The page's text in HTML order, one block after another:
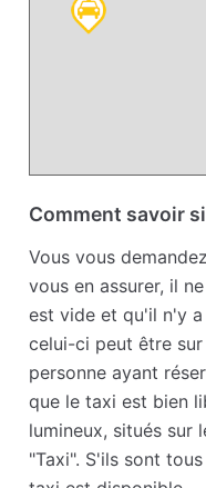
Comment savoir
Vous vous
vous en assurer, il
est vide et qu'il n'y
celui-ci peut être
personne ayant
que le taxi est bien
lumineux, situés sur
"Taxi". S'ils sont